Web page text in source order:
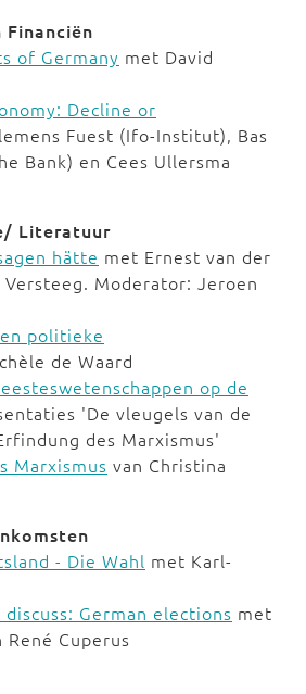
Financiën
of Germany met David
Decline or
Fuest (Ifo-Institut), Bas
Bank) en Cees Ullersma
Literatuur
hätte met Ernest van der
Versteeg. Moderator: Jeroen
politieke
de Waard
op de
'De vleugels van de
des Marxismus'
Marxismus van Christina
- Die Wahl met Karl-
German elections met
Cuperus